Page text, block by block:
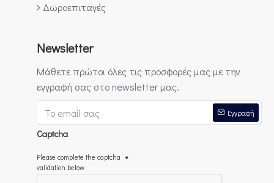
Δωροεπιταγές
Newsletter
Μάθετε πρώτοι όλες τις προσφορές μας με την
εγγραφή σας στο newsletter μας.
Εγγραφή
Captcha
Please complete the captcha
validation below